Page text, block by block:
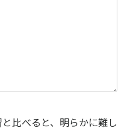
比べると、明らかに難し